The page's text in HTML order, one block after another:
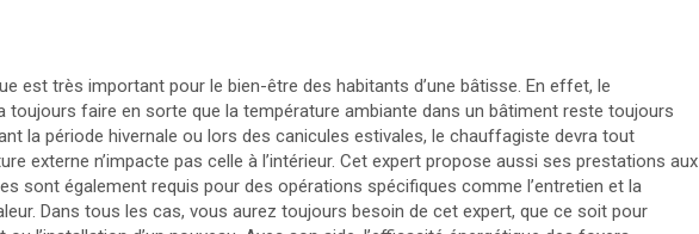
est très important pour le bien-être des habitants d’une bâtisse. En effet, le
toujours faire en sorte que la température ambiante dans un bâtiment reste toujours
la période hivernale ou lors des canicules estivales, le chauffagiste devra tout
externe n’impacte pas celle à l’intérieur. Cet expert propose aussi ses prestations aux
sont également requis pour des opérations spécifiques comme l’entretien et la
Dans tous les cas, vous aurez toujours besoin de cet expert, que ce soit pour